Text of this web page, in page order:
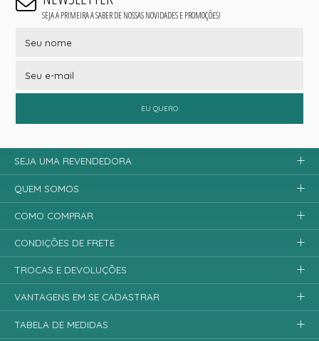
SEJA A PRIMEIRA A SABER DE NOSSAS NOVIDADES E PROMOÇÕES!
EU QUERO
SEJA UMA REVENDEDORA
QUEM SOMOS
COMO COMPRAR
CONDIÇÕES DE FRETE
TROCAS E DEVOLUÇÕES
VANTAGENS EM SE CADASTRAR
TABELA DE MEDIDAS